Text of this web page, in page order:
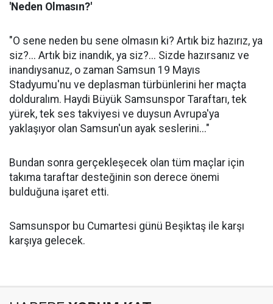
'Neden Olmasın?'
"O sene neden bu sene olmasın ki? Artık biz hazırız, ya
siz?... Artık biz inandık, ya siz?... Sizde hazırsanız ve
inandıysanuz, o zaman Samsun 19 Mayıs
Stadyumu'nu ve deplasman türbünlerini her maçta
dolduralım. Haydi Büyük Samsunspor Taraftarı, tek
yürek, tek ses takviyesi ve duysun Avrupa'ya
yaklaşıyor olan Samsun'un ayak seslerini..."
Bundan sonra gerçekleşecek olan tüm maçlar için
takıma taraftar desteğinin son derece önemi
bulduğuna işaret etti.
Samsunspor bu Cumartesi günü Beşiktaş ile karşı
karşıya gelecek.